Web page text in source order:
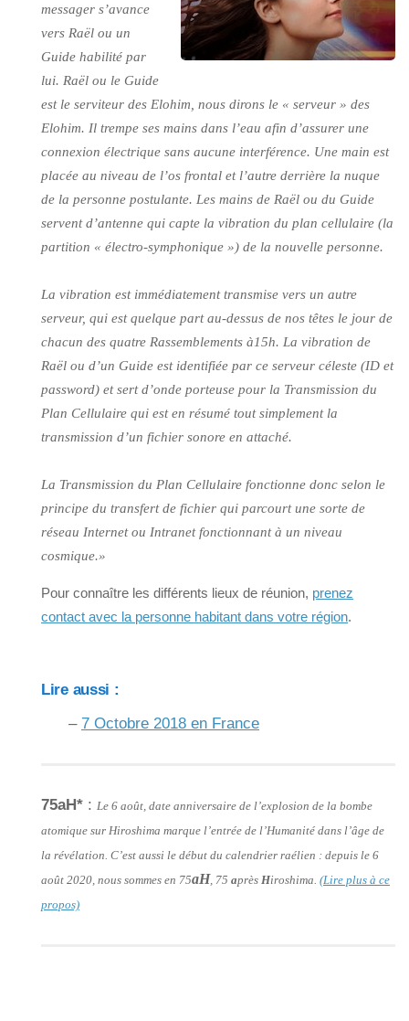
messager s’avance
vers Raël ou un
Guide habilité par
lui. Raël ou le Guide
est le serviteur des Elohim, nous dirons le « serveur » des
Elohim. Il trempe ses mains dans l’eau afin d’assurer une
connexion électrique sans aucune interférence. Une main est
placée au niveau de l’os frontal et l’autre derrière la nuque
de la personne postulante. Les mains de Raël ou du Guide
servent d’antenne qui capte la vibration du plan cellulaire (la
partition « électro-symphonique ») de la nouvelle personne.
La vibration est immédiatement transmise vers un autre
serveur, qui est quelque part au-dessus de nos têtes le jour de
chacun des quatre Rassemblements à15h. La vibration de
Raël ou d’un Guide est identifiée par ce serveur céleste (ID et
password) et sert d’onde porteuse pour la Transmission du
Plan Cellulaire qui est en résumé tout simplement la
transmission d’un fichier sonore en attaché.
La Transmission du Plan Cellulaire fonctionne donc selon le
principe du transfert de fichier qui parcourt une sorte de
réseau Internet ou Intranet fonctionnant à un niveau
cosmique.»
Pour connaître les différents lieux de réunion, prenez
contact avec la personne habitant dans votre région.
Lire aussi :
– 7 Octobre 2018 en France
75aH* : Le 6 août, date anniversaire de l’explosion de la bombe
atomique sur Hiroshima marque l’entrée de l’Humanité dans l’âge de
la révélation. C’est aussi le début du calendrier raélien : depuis le 6
août 2020, nous sommes en 75aH, 75 après Hiroshima. (Lire plus à ce
propos)